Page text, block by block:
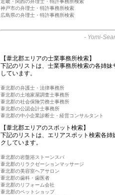
近畿・関西の弁理士・特許事務所検索
神戸市の弁理士・特許事務所検索
広島県の弁理士・特許事務所検索
- Yomi-
【葦北郡エリアの士業事務所検索】
下記のリストは、士業事務所検索の各姉
しています。
葦北郡の弁護士・法律事務所
葦北郡の土地家屋調査士事務所
葦北郡の社会保険労務士事務所
葦北郡の公認会計士事務所
葦北郡の中小企業診断士・経営コンサルタント
【葦北郡エリアのスポット検索】
下記のリストは、エリアスポット検索各
クしています。
葦北郡の岩盤浴ストーンスパ
葦北郡のリラクゼーションマッサージ
葦北郡の美容室ヘアサロン
葦北郡の歯科・歯医者
葦北郡のリフォーム会社
葦北郡のペットショップ